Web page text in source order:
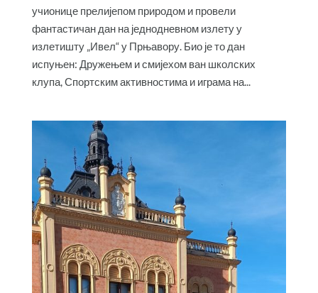
учионице прелијепом природом и провели
фантастичан дан на једнодневном излету у
излетишту „Ивел“ у Прњавору. Био је то дан
испуњен: Дружењем и смијехом ван школских
клупа, Спортским активностима и играма на...